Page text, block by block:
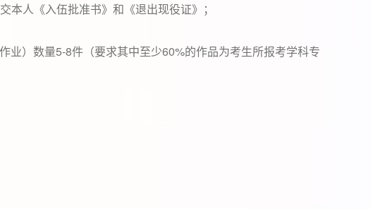
本人《入伍批准书》和《退出现役证》；
业）数量5-8件（要求其中至少60%的作品为考生所报考学科专